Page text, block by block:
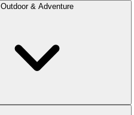
Outdoor & Adventure